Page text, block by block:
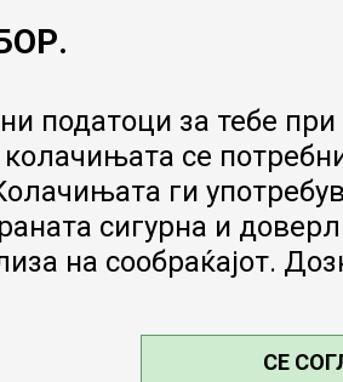
Гаранција за
Ценовник
податоци за тебе
се
ги
сигурна и
на сообраќајот.
СЕ